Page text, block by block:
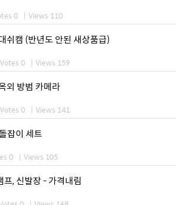
0 | Views 110
쉬캠 (반년도 안된 새상품급)
Votes 0 | Views 159
외 방범 카메라
Votes 0 | Views 141
잡이 세트
0 | Views 105
, 신발장 - 가격내림